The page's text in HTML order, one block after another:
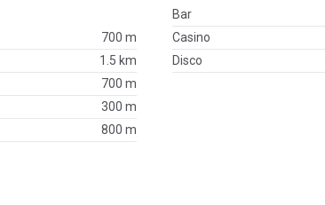
700 m
1.5 km
700 m
300 m
800 m
Bar
Casino
Disco